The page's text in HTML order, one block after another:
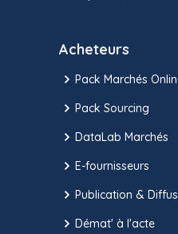
Acheteurs
Pack Marchés
Pack Sourcing
DataLab Marchés
E-fournisseurs
Publication &
Démat' à l'acte